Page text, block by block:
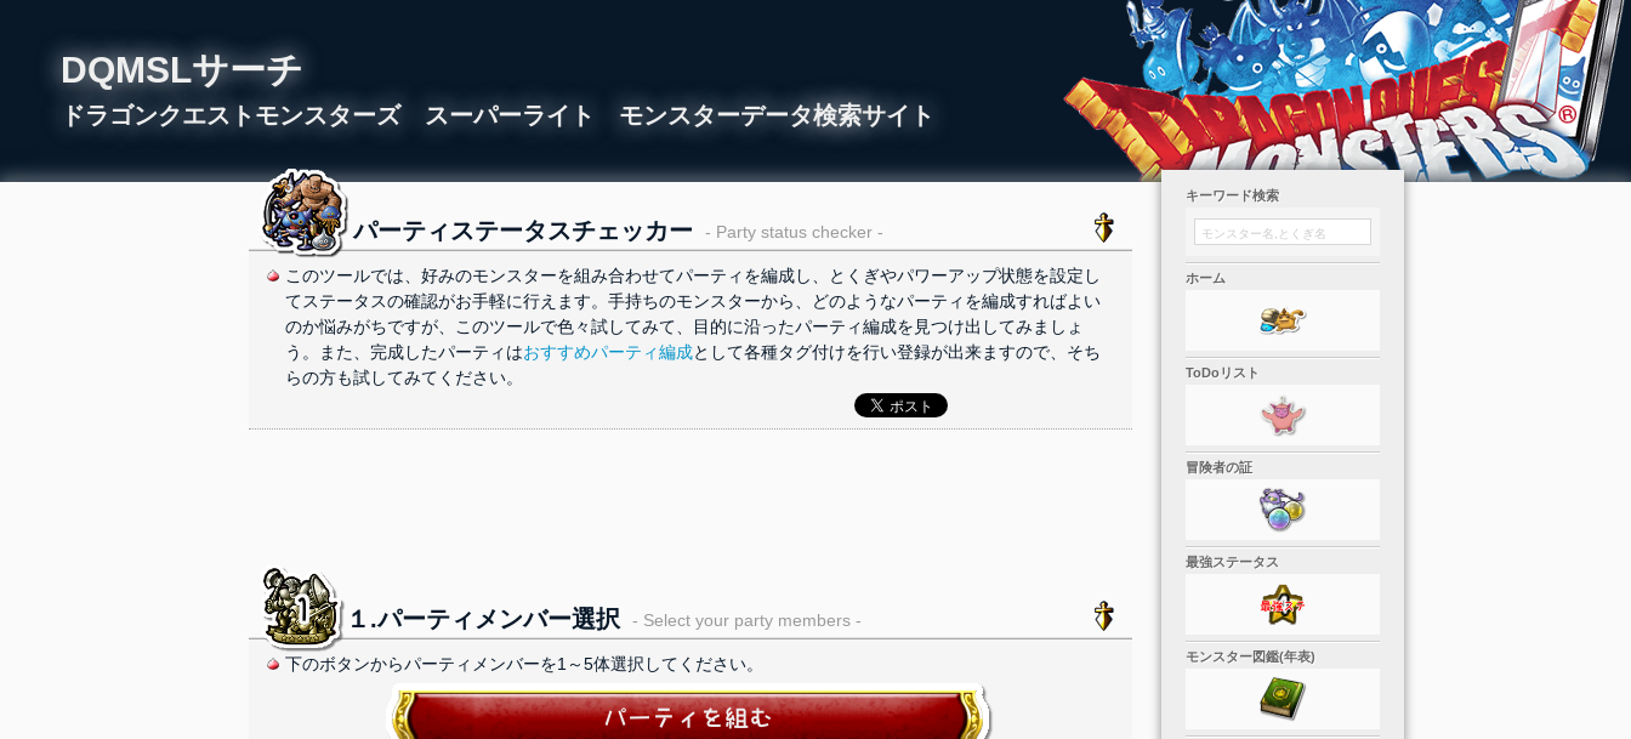
DQMSLサーチ
ドラゴンクエストモンスターズ スーパーライト モンスターデータ検索サイト
パーティステータスチェッカー - Party status checker -
このツールでは、好みのモンスターを組み合わせてパーティを編成し、とくぎやパワーアップ状態を設定し
てステータスの確認がお手軽に行えます。手持ちのモンスターから、どのようなパーティを編成すればよい
のか悩みがちですが、このツールで色々試してみて、目的に沿ったパーティ編成を見つけ出してみましょ
う。また、完成したパーティはおすすめパーティ編成として各種タグ付けを行い登録が出来ますので、そち
らの方も試してみてください。
１.パーティメンバー選択 - Select your party members -
下のボタンからパーティメンバーを1～5体選択してください。
キーワード検索
ホーム
ToDoリスト
冒険者の証
最強ステータス
モンスター図鑑(年表)